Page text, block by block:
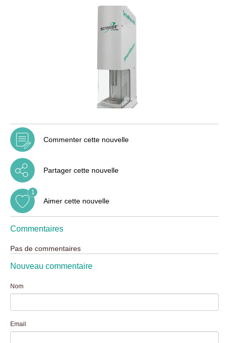
Commenter cette nouvelle
Partager cette nouvelle
Aimer cette nouvelle
1
Commentaires
Pas de commentaires
Nouveau commentaire
Nom
Email